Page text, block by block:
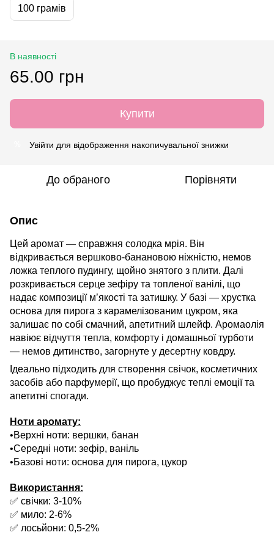
100 грамів
В наявності
65.00 грн
Купити
Увійти для відображення накопичувальної знижки
До обраного Порівняти
Опис
Цей аромат — справжня солодка мрія. Він
відкривається вершково-банановою ніжністю, немов
ложка теплого пудингу, щойно знятого з плити. Далі
розкривається серце зефіру та топленої ванілі, що
надає композиції м’якості та затишку. У базі — хрустка
основа для пирога з карамелізованим цукром, яка
залишає по собі смачний, апетитний шлейф. Аромаолія
навіює відчуття тепла, комфорту і домашньої турботи
— немов дитинство, загорнуте у десертну ковдру.
Ідеально підходить для створення свічок, косметичних
засобів або парфумерії, що пробуджує теплі емоції та
апетитні спогади.
Ноти аромату:
•Верхні ноти: вершки, банан
•Середні ноти: зефір, ваніль
•Базові ноти: основа для пирога, цукор
Використання:
✅ свічки: 3-10%
✅ мило: 2-6%
✅ лосьйони: 0,5-2%